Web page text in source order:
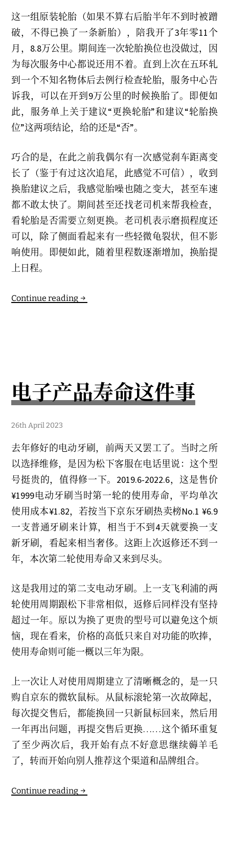
y
2
0
2
3
这一组原装轮胎（如果不算右后胎半年不到时被蹭
破，不得已换了一条新胎），陪我开了3年零11个
月，8.8万公里。期间连一次轮胎换位也没做过，因
为每次服务中心都说还用不着。直到上次在五环轧
到一个不知名物体后去例行检查轮胎，服务中心告
诉我，可以在开到9万公里的时候换胎了。即便如
此，服务单上关于建议“更换轮胎”和建议“轮胎换
位”这两项结论，给的还是“否”。
巧合的是，在此之前我偶尔有一次感觉刹车距离变
长了（鉴于有过这次追尾，此感觉不可信），收到
换胎建议之后，我感觉胎噪也随之变大，甚至车速
都不敢太快了。期间甚至还找老司机来帮我检查，
看轮胎是否需要立刻更换。老司机表示磨损程度还
可以，除了侧面看起来有一些轻微龟裂状，但不影
响使用。即便如此，随着里程数逐渐增加，换胎提
上日程。
Continue readingModel3
电子产品寿命这件事
5
h
M
a
y
2
0
3
26th April 2023
去年修好的电动牙刷，前两天又罢工了。当时之所
以选择维修，是因为松下客服在电话里说：这个型
号挺贵的，值得修一下。2019.6-2022.6，这是售价
¥1999电动牙刷当时第一轮的使用寿命，平均单次
使用成本¥1.82，若按当下京东牙刷热卖榜No.1 ¥6.9
一支普通牙刷来计算，相当于不到4天就要换一支
新牙刷，看起来相当奢侈。这距上次返修还不到一
年，本次第二轮使用寿命又来到尽头。
这是我用过的第二支电动牙刷。上一支飞利浦的两
轮使用周期跟松下非常相似，返修后同样没有坚持
超过一年。原以为换了更贵的型号可以避免这个烦
恼，现在看来，价格的高低只来自对功能的吹捧，
使用寿命则可能一概以三年为限。
上一次让人对使用周期建立了清晰概念的，是一只
购自京东的微软鼠标。从鼠标滚轮第一次故障起，
每次提交售后，都能换回一只新鼠标回来，然后用
一年再出问题，再提交售后更换……这个循环重复
了至少两次后，我开始有点不好意思继续薅羊毛
了，转而开始向别人推荐这个渠道和品牌组合。
Continue reading电